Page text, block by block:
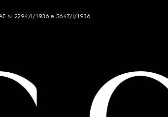
N. 2294/I/1936 e 5647/I/1936